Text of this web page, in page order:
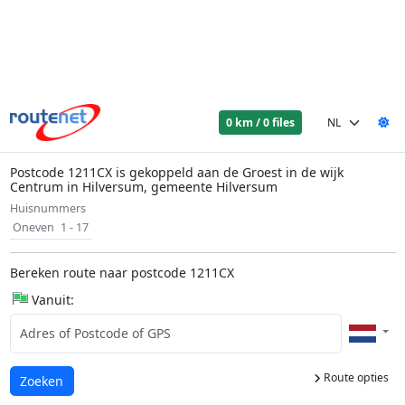
0 km / 0 files
Postcode 1211CX is gekoppeld aan de Groest in de wijk
Centrum in Hilversum, gemeente Hilversum
Huisnummers
Oneven 1 - 17
Bereken route naar postcode 1211CX
Vanuit:
Route opties
Laden...
Zoeken